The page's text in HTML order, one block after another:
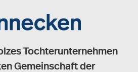
Tochterunternehmen
Gemeinschaft der